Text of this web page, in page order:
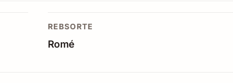
REBSORTE
Romé